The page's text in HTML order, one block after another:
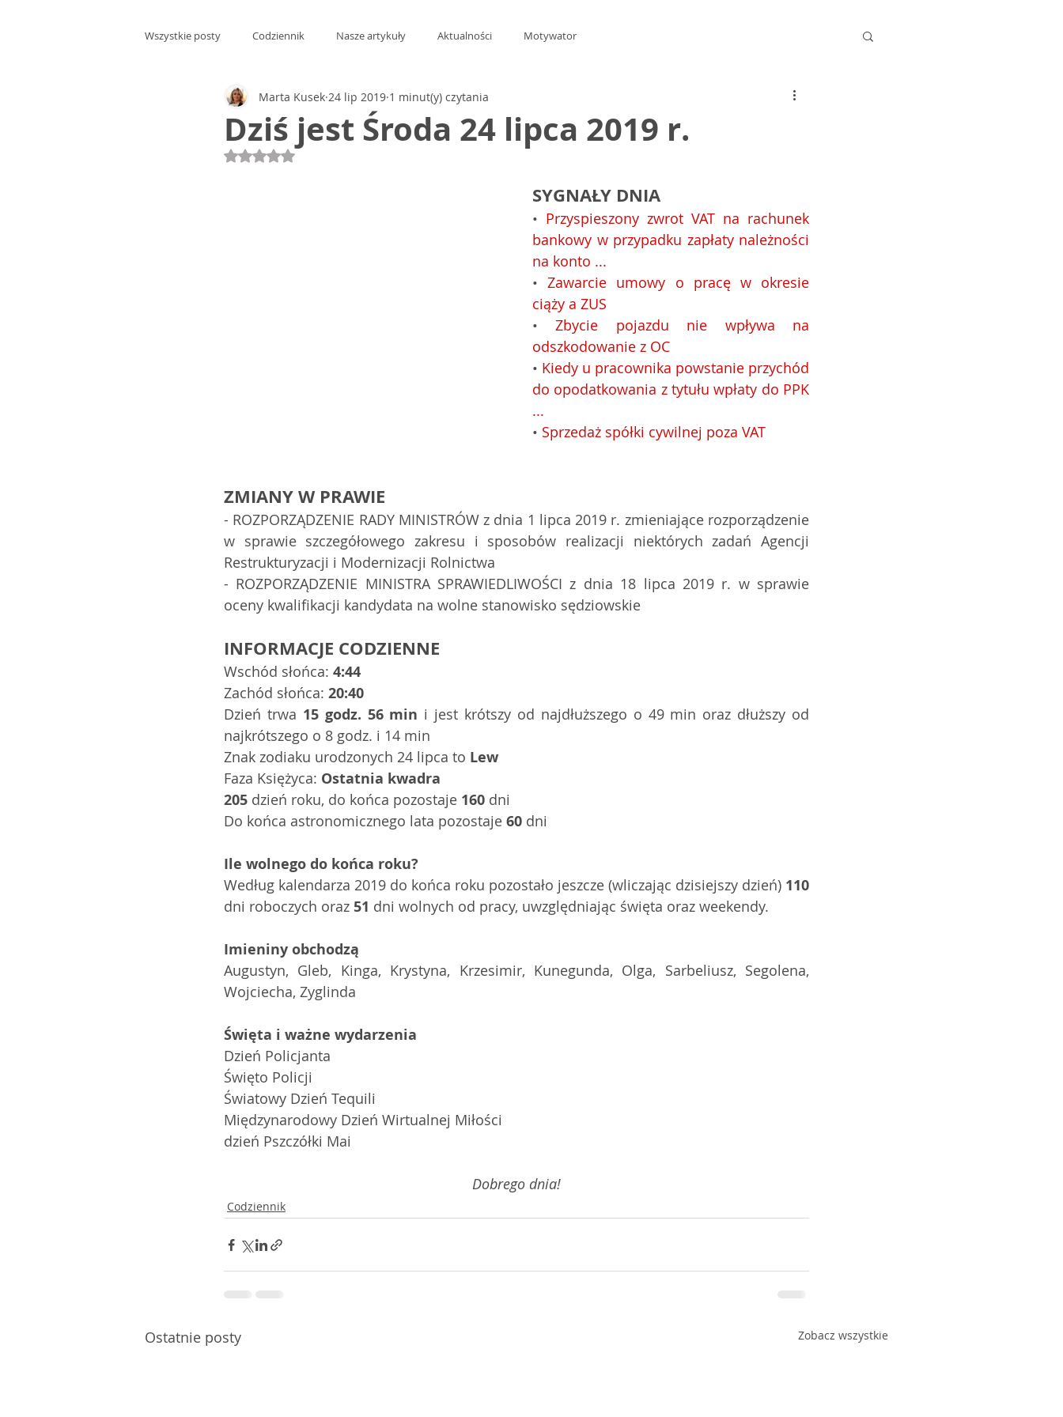
Wszystkie posty Codziennik Nasze artykuły Aktualności Motywator
Dziś jest Środa 24 lipca 2019 r.
Marta Kusek 24 lip 2019 1 minut(y) czytania
Oceniono na NaN z 5 gwiazdek.
SYGNAŁY DNIA
• Przyspieszony zwrot VAT na rachunek
bankowy w przypadku zapłaty należności
na konto ...
• Zawarcie umowy o pracę w okresie
ciąży a ZUS
• Zbycie pojazdu nie wpływa na
odszkodowanie z OC
• Kiedy u pracownika powstanie przychód
do opodatkowania z tytułu wpłaty do PPK
...
• Sprzedaż spółki cywilnej poza VAT
ZMIANY W PRAWIE
- ROZPORZĄDZENIE RADY MINISTRÓW z dnia 1 lipca 2019 r. zmieniające rozporządzenie
w sprawie szczegółowego zakresu i sposobów realizacji niektórych zadań Agencji
Restrukturyzacji i Modernizacji Rolnictwa
- ROZPORZĄDZENIE MINISTRA SPRAWIEDLIWOŚCI z dnia 18 lipca 2019 r. w sprawie
oceny kwalifikacji kandydata na wolne stanowisko sędziowskie
INFORMACJE CODZIENNE
Wschód słońca: 4:44
Zachód słońca: 20:40
Dzień trwa 15 godz. 56 min i jest krótszy od najdłuższego o 49 min oraz dłuższy od
najkrótszego o 8 godz. i 14 min
Znak zodiaku urodzonych 24 lipca to Lew
Faza Księżyca: Ostatnia kwadra
205 dzień roku, do końca pozostaje 160 dni
Do końca astronomicznego lata pozostaje 60 dni
Ile wolnego do końca roku?
Według kalendarza 2019 do końca roku pozostało jeszcze (wliczając dzisiejszy dzień) 110
dni roboczych oraz 51 dni wolnych od pracy, uwzględniając święta oraz weekendy.
Imieniny obchodzą
Augustyn, Gleb, Kinga, Krystyna, Krzesimir, Kunegunda, Olga, Sarbeliusz, Segolena,
Wojciecha, Zyglinda
Święta i ważne wydarzenia
Dzień Policjanta
Święto Policji
Światowy Dzień Tequili
Międzynarodowy Dzień Wirtualnej Miłości
dzień Pszczółki Mai
Dobrego dnia!
Codziennik
Ostatnie posty Zobacz wszystkie